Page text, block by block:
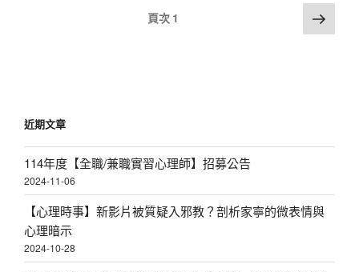
頁次 1 下
一
近期文章
114年度【全職/兼職實習心理師】招募公告
2024-11-06
【心理時事】新影片被質疑入邪教？剖析家寧的微表情與
心理暗示
2024-10-28